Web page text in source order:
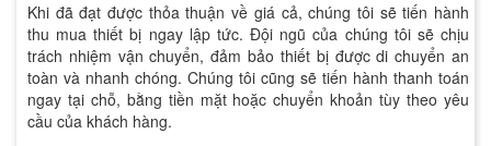
Khi đã đạt được thỏa thuận về giá cả, chúng tôi sẽ tiến hành
thu mua thiết bị ngay lập tức. Đội ngũ của chúng tôi sẽ chịu
trách nhiệm vận chuyển, đảm bảo thiết bị được di chuyển an
toàn và nhanh chóng. Chúng tôi cũng sẽ tiến hành thanh toán
ngay tại chỗ, bằng tiền mặt hoặc chuyển khoản tùy theo yêu
cầu của khách hàng.